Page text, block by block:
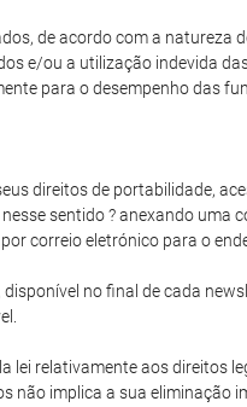
de acordo com a natureza
e/ou a utilização indevida
para o desempenho das
direitos de portabilidade,
sentido ? anexando uma
correio eletrónico para o
no final de cada
relativamente aos direitos
implica a sua eliminação